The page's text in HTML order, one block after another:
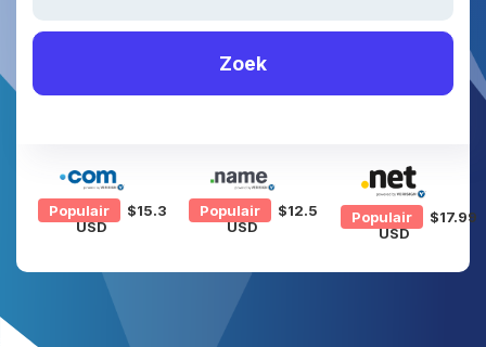
Zoek
Populair
$15.35
USD
Populair
$12.59
USD
Populair
$17.99
USD